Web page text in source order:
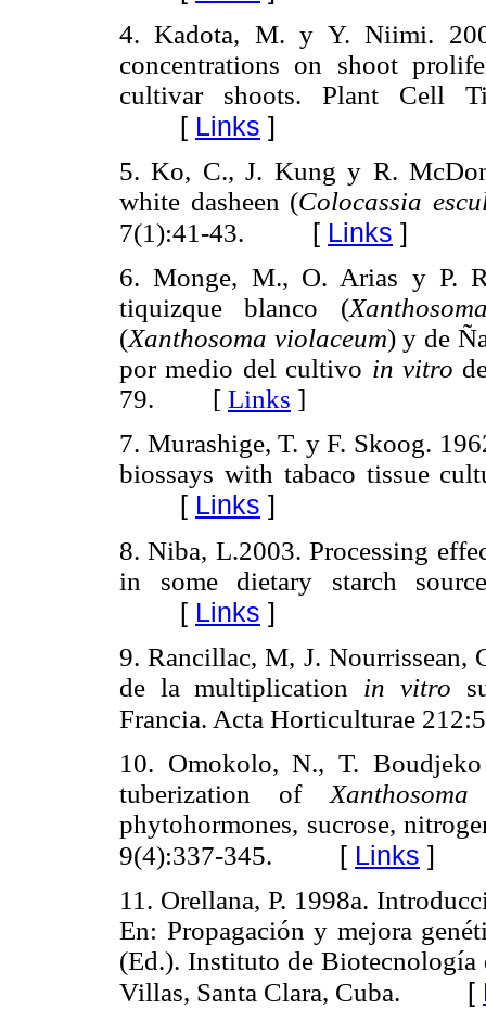
4. Kadota, M. y Y. Niimi.
concentrations on shoot
cultivar shoots. Plant Cell
[ Links ]
5. Ko, C., J. Kung y R.
white dasheen (Colocassia
7(1):41-43. [ Links ]
6. Monge, M., O. Arias y P.
tiquizque blanco (
(Xanthosoma violaceum) y de
por medio del cultivo in vitro
79. [ Links ]
7. Murashige, T. y F. Skoog.
biossays with tabaco tissue
[ Links ]
8. Niba, L.2003. Processing
in some dietary starch
[ Links ]
9. Rancillac, M, J. Nourrissean,
de la multiplication in vitro
Francia. Acta Horticulturae
10. Omokolo, N., T.
tuberization of
phytohormones, sucrose,
9(4):337-345.
[ Links ]
11. Orellana, P. 1998a.
En: Propagación y mejora
(Ed.). Instituto de Biotecnología
Villas, Santa Clara, Cuba.
[